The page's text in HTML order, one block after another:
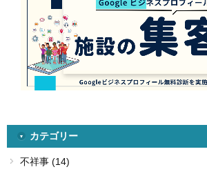
カテゴリー
不祥事 (14)